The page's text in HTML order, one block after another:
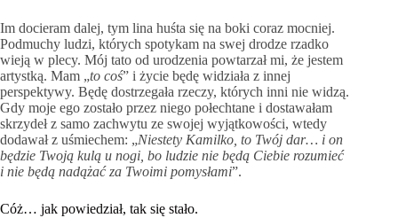
Im docieram dalej, tym lina huśta się na boki coraz mocniej.
Podmuchy ludzi, których spotykam na swej drodze rzadko
wieją w plecy. Mój tato od urodzenia powtarzał mi, że jestem
artystką. Mam „to coś” i życie będę widziała z innej
perspektywy. Będę dostrzegała rzeczy, których inni nie widzą.
Gdy moje ego zostało przez niego połechtane i dostawałam
skrzydeł z samo zachwytu ze swojej wyjątkowości, wtedy
dodawał z uśmiechem: „Niestety Kamilko, to Twój dar… i on
będzie Twoją kulą u nogi, bo ludzie nie będą Ciebie rozumieć
i nie będą nadążać za Twoimi pomysłami”.
Cóż… jak powiedział, tak się stało.